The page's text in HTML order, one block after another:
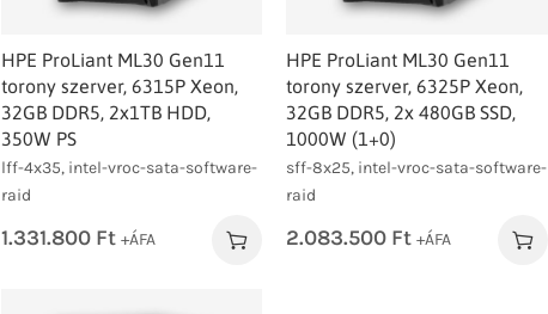
HPE ProLiant ML30 Gen11
torony szerver, 6315P Xeon,
32GB DDR5, 2x1TB HDD,
350W PS
lff-4x35, intel-vroc-sata-software-
raid
1.331.800 Ft +ÁFA
HPE ProLiant ML30 Gen11
torony szerver, 6325P Xeon,
32GB DDR5, 2x 480GB SSD,
1000W (1+0)
sff-8x25, intel-vroc-sata-software-
raid
2.083.500 Ft +ÁFA